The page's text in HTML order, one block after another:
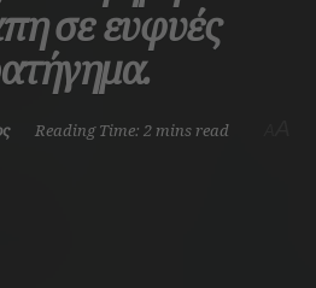
σε ευφυές
Reading Time: 2 mins read